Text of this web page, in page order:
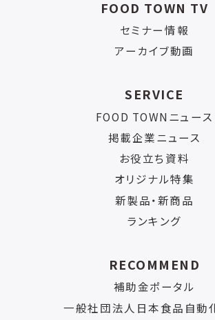
FOOD TOWN TV
セミナー情報
アーカイブ動画
SERVICE
FOOD TOWNニュース
掲載企業ニュース
お役立ち資料
オリジナル特集
新製品・新商品
ランキング
RECOMMEND
補助金ポータル
一般社団法人日本食品自動